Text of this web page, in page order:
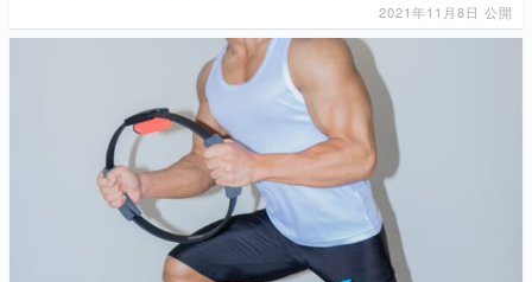
2021年11月8日 公開